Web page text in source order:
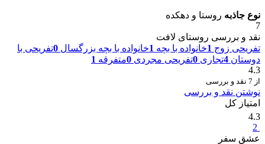
نوع جاذبه روستا و دهکده
7
نقد و بررسی روستای لافت
تفریحی زوج 1خانواده با بچه 1خانواده با بچه بزرگسال 0تفریحی با
دوستان 4تجاری 0تفریحی مجردی 0متفرقه 1
4.3
از 7 نقد و بررسی
نوشتن نقد و بررسی
امتیاز کل
4.3
2
عشق سفر